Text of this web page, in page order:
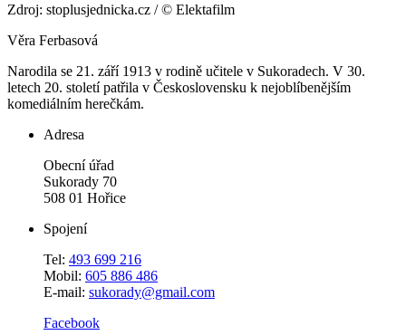
Zdroj: stoplusjednicka.cz / © Elektafilm
Věra Ferbasová
Narodila se 21. září 1913 v rodině učitele v Sukoradech. V 30.
letech 20. století patřila v Československu k nejoblíbenějším
komediálním herečkám.
Adresa
Obecní úřad
Sukorady 70
508 01 Hořice
Spojení
Tel: 493 699 216
Mobil: 605 886 486
E-mail: sukorady@gmail.com
Facebook